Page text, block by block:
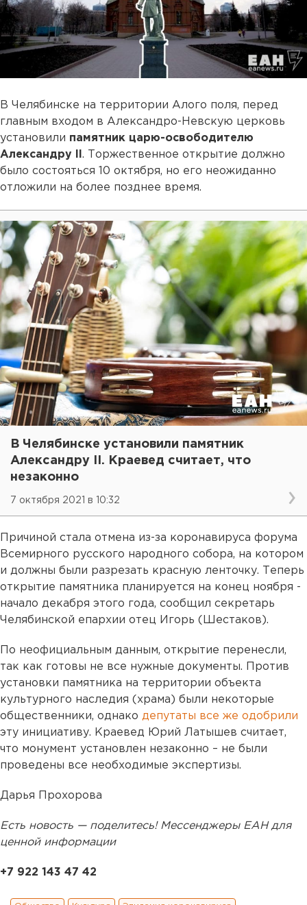
В Челябинске на территории Алого поля, перед
главным входом в Александро-Невскую церковь
установили памятник царю-освободителю
Александру II . Торжественное открытие должно
было состояться 10 октября, но его неожиданно
отложили на более позднее время.
В Челябинске установили памятник
Александру II. Краевед считает, что
незаконно
7 октября 2021 в 10:32
Причиной стала отмена из-за коронавируса форума
Всемирного русского народного собора, на котором
и должны были разрезать красную ленточку. Теперь
открытие памятника планируется на конец ноября -
начало декабря этого года, сообщил секретарь
Челябинской епархии отец Игорь (Шестаков).
По неофициальным данным, открытие перенесли,
так как готовы не все нужные документы. Против
установки памятника на территории объекта
культурного наследия (храма) были некоторые
общественники, однако депутаты все же одобрили
эту инициативу. Краевед Юрий Латышев считает,
что монумент установлен незаконно – не были
проведены все необходимые экспертизы.
Дарья Прохорова
Есть новость — поделитесь! Мессенджеры ЕАН для
ценной информации
+7 922 143 47 42